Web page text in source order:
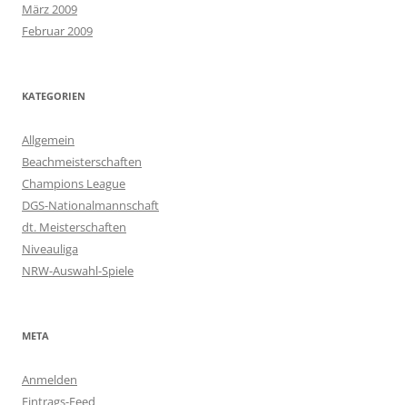
März 2009
Februar 2009
KATEGORIEN
Allgemein
Beachmeisterschaften
Champions League
DGS-Nationalmannschaft
dt. Meisterschaften
Niveauliga
NRW-Auswahl-Spiele
META
Anmelden
Eintrags-Feed